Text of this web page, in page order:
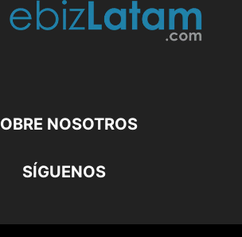
NOSOTROS
SÍGUENOS